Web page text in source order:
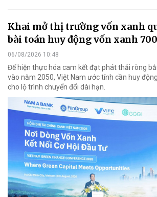
Khai mở thị trường vốn xanh
bài toán huy động vốn xanh
06/08/2026 10:48
Để hiện thực hóa cam kết đạt phát thải ròng
vào năm 2050, Việt Nam ước tính cần huy
cho lộ trình chuyển đổi dài hạn.